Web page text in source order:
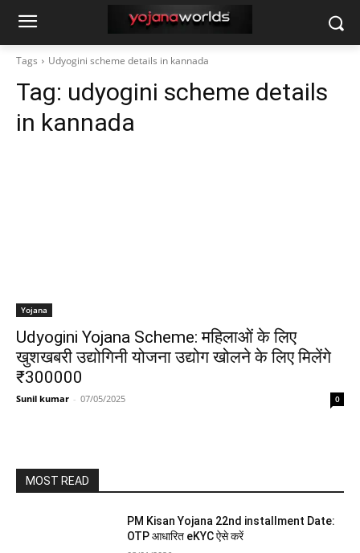
Tags Udyogini scheme details in kannada
Tag: udyogini scheme details
in kannada
Yojana
Udyogini Yojana Scheme: महिलाओं के लिए
खुशखबरी उद्योगिनी योजना उद्योग खोलने के लिए मिलेंगे
₹300000
Sunil kumar - 07/05/2025 0
MOST READ
PM Kisan Yojana 22nd installment Date:
OTP आधारित eKYC ऐसे करें